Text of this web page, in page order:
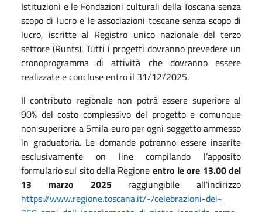
Istituzioni e le Fondazioni culturali della Toscana senza
scopo di lucro e le associazioni toscane senza scopo di
lucro, iscritte al Registro unico nazionale del terzo
settore (Runts). Tutti i progetti dovranno prevedere un
cronoprogramma di attività che dovranno essere
realizzate e concluse entro il 31/12/2025.
Il contributo regionale non potrà essere superiore al
90% del costo complessivo del progetto e comunque
non superiore a 5mila euro per ogni soggetto ammesso
in graduatoria. Le domande potranno essere inserite
esclusivamente on line compilando l’apposito
formulario sul sito della Regione entro le ore 13.00 del
13 marzo 2025raggiungibile all'indirizzo
https://www.regione.toscana.it/-/celebrazioni-dei-